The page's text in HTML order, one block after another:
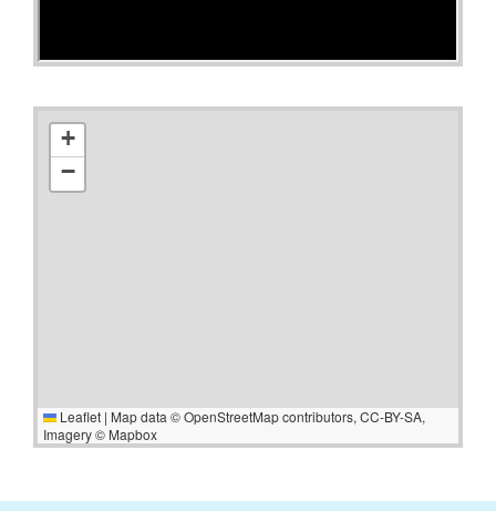
+
−
Leaflet | Map data ©OpenStreetMapcontributors, CC-BY-SA,
Imagery © Mapbox